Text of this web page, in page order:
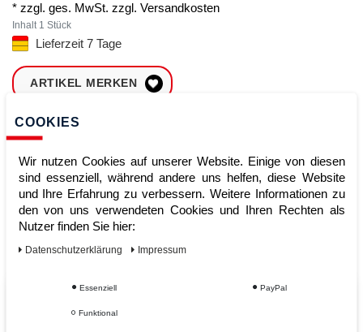
* zzgl. ges. MwSt. zzgl. Versandkosten
Inhalt 1 Stück
Lieferzeit 7 Tage
ARTIKEL MERKEN
ZUM WARENKORB
Sofort lieferbar
Kauf auf Rechnung
COOKIES
Wir nutzen Cookies auf unserer Website. Einige von diesen
sind essenziell, während andere uns helfen, diese Website
und Ihre Erfahrung zu verbessern. Weitere Informationen zu
den von uns verwendeten Cookies und Ihren Rechten als
Nutzer finden Sie hier:
Daten­schutz­erklärung Impressum
Essenziell PayPal
Funktional